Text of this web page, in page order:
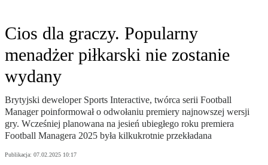
Cios dla graczy. Popularny
menadżer piłkarski nie zostanie
wydany
Brytyjski deweloper Sports Interactive, twórca serii Football
Manager poinformował o odwołaniu premiery najnowszej wersji
gry. Wcześniej planowana na jesień ubiegłego roku premiera
Football Managera 2025 była kilkukrotnie przekładana
Publikacja: 07.02.2025 10:17